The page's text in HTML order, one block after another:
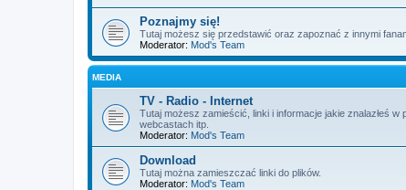
Poznajmy się!
Tutaj możesz się przedstawić oraz zapoznać z innymi
Moderator: Mod's Team
MEDIA
TV - Radio - Internet
Tutaj możesz zamieścić, linki i informacje jakie znalazłeś
webcastach itp.
Moderator: Mod's Team
Download
Tutaj można zamieszczać linki do plików.
Moderator: Mod's Team